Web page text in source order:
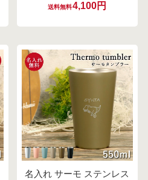
送料無料4,100円
名入れ サーモ ステンレス